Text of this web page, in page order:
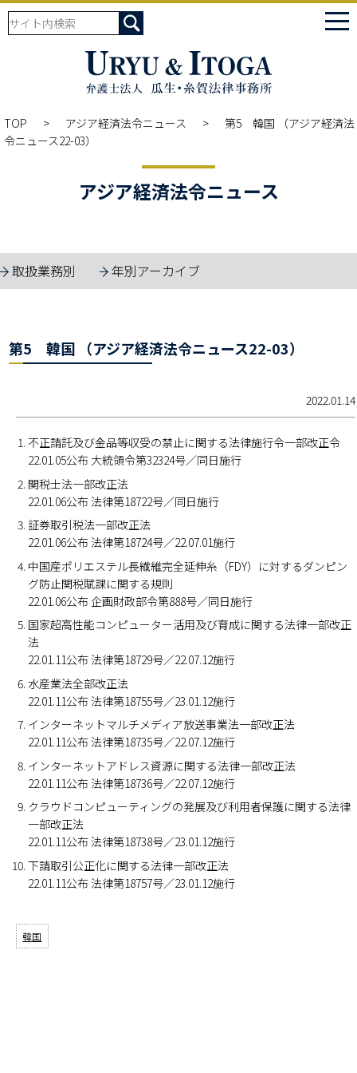
TOP アジア経済法令ニュース
第5 韓国 （アジア経済法
令ニュース22-03）
アジア経済法令ニュース
取扱業務別 年別アーカイブ
第5 韓国 （アジア経済法令ニュース22-03）
2022.01.14
不正請託及び金品等収受の禁止に関する法律施行令一部改正令
22.01.05公布 大統領令第32324号／同日施行
関税士法一部改正法
22.01.06公布 法律第18722号／同日施行
証券取引税法一部改正法
22.01.06公布 法律第18724号／22.07.01施行
中国産ポリエステル長繊維完全延伸糸（FDY）に対するダンピン
グ防止関税賦課に関する規則
22.01.06公布 企画財政部令第888号／同日施行
国家超高性能コンピューター活用及び育成に関する法律一部改正
法
22.01.11公布 法律第18729号／22.07.12施行
水産業法全部改正法
22.01.11公布 法律第18755号／23.01.12施行
インターネットマルチメディア放送事業法一部改正法
22.01.11公布 法律第18735号／22.07.12施行
インターネットアドレス資源に関する法律一部改正法
22.01.11公布 法律第18736号／22.07.12施行
クラウドコンピューティングの発展及び利用者保護に関する法律
一部改正法
22.01.11公布 法律第18738号／23.01.12施行
下請取引公正化に関する法律一部改正法
22.01.11公布 法律第18757号／23.01.12施行
韓国